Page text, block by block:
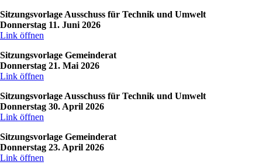
Sitzungsvorlage Ausschuss für Technik und Umwelt
Donnerstag 11. Juni 2026
Link öffnen
Sitzungsvorlage Gemeinderat
Donnerstag 21. Mai 2026
Link öffnen
Sitzungsvorlage Ausschuss für Technik und Umwelt
Donnerstag 30. April 2026
Link öffnen
Sitzungsvorlage Gemeinderat
Donnerstag 23. April 2026
Link öffnen